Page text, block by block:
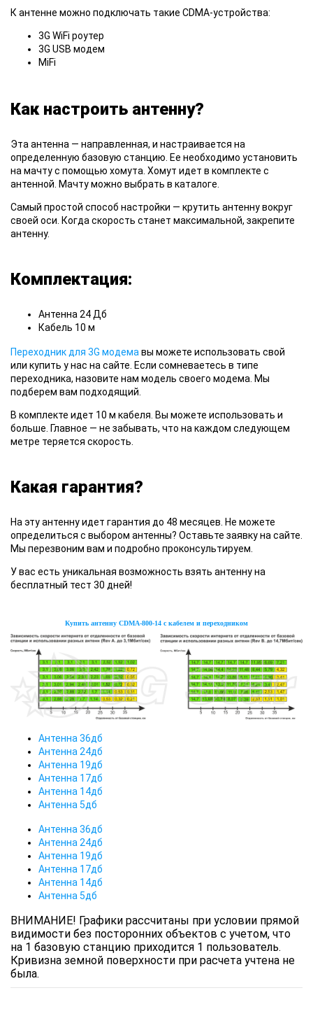
К антенне можно подключать такие CDMA-устройства:
3G WiFi роутер
3G USB модем
MiFi
Как настроить антенну?
Эта антенна — направленная, и настраивается на
определенную базовую станцию. Ее необходимо установить
на мачту с помощью хомута. Хомут идет в комплекте с
антенной. Мачту можно выбрать в каталоге.
Самый простой способ настройки — крутить антенну вокруг
своей оси. Когда скорость станет максимальной, закрепите
антенну.
Комплектация:
Антенна 24 Дб
Кабель 10 м
Переходник для 3G модема вы можете использовать свой
или купить у нас на сайте. Если сомневаетесь в типе
переходника, назовите нам модель своего модема. Мы
подберем вам подходящий.
В комплекте идет 10 м кабеля. Вы можете использовать и
больше. Главное — не забывать, что на каждом следующем
метре теряется скорость.
Какая гарантия?
На этуантенну идет гарантия до 48 месяцев. Не можете
определиться с выбором антенны? Оставьте заявку на сайте.
Мы перезвоним вам и подробно проконсультируем.
У вас есть уникальная возможность взять антенну на
бесплатный тест 30 дней!
Купить антенну CDMA-800-14 с кабелем и переходником
Антенна 36дб
Антенна 24дб
Антенна 19дб
Антенна 17дб
Антенна 14дб
Антенна 5дб
Антенна 36дб
Антенна 24дб
Антенна 19дб
Антенна 17дб
Антенна 14дб
Антенна 5дб
ВНИМАНИЕ! Графики рассчитаны при условии прямой
видимости без посторонних объектов с учетом, что
на 1 базовую станцию приходится 1 пользователь.
Кривизна земной поверхности при расчета учтена не
была.